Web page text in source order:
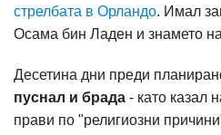
стрелбата в Орландо. Имал
Осама бин Ладен и знамето
Десетина дни преди
пуснал и брада - като казал
прави по "религиозни